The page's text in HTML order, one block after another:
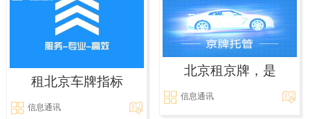
租北京车牌指标
信息通讯
北京租京牌，是
信息通讯